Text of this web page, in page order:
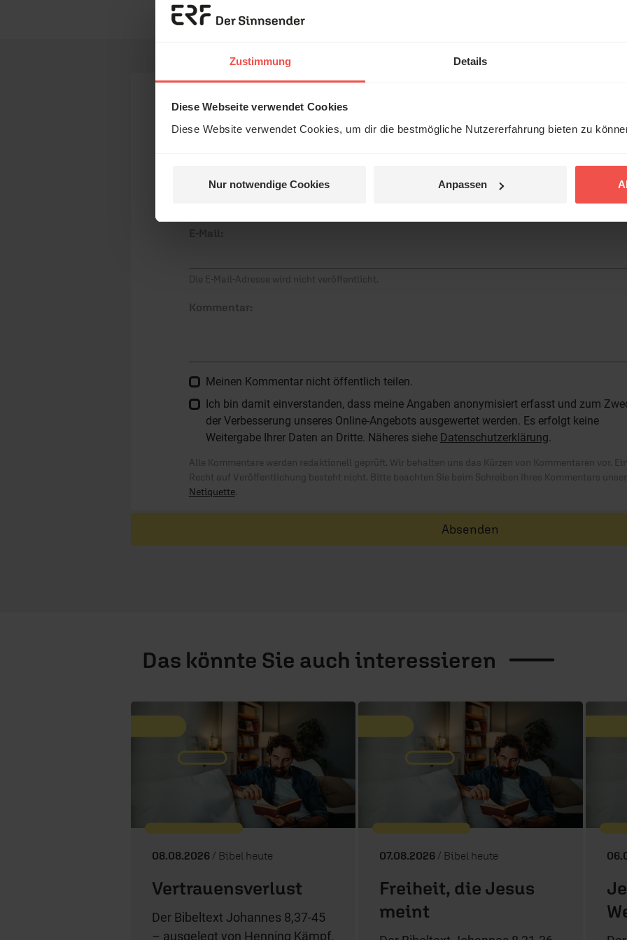
Zustimmung Details
Diese Webseite verwendet Cookies
Diese Website verwendet Cookies, um dir die bestmögliche Nutzererfahrung bieten zu
Nur notwendige Cookies Anpassen
Ihr Kommentar
Die E-Mail-Adresse wird nicht veröffentlicht.
Kommentar:
Meinen Kommentar nicht öffentlich teilen.
Ich bin damit einverstanden, dass meine Angaben anonymisiert erfasst und zum
der Verbesserung unseres Online-Angebots ausgewertet werden. Es erfolgt keine
Weitergabe Ihrer Daten an Dritte. Näheres siehe Datenschutzerklärung.
Alle Kommentare werden redaktionell geprüft. Wir behalten uns das Kürzen von Kommentaren vor. Ein
Recht auf Veröffentlichung besteht nicht. Bitte beachten Sie beim Schreiben Ihres Kommentars
Netiquette.
Absenden
Das könnte Sie auch interessieren
08.08.2026 / Bibel heute
Vertrauensverlust
Der Bibeltext Johannes 8,37-45
– ausgelegt von Henning Kämpf.
07.08.2026 / Bibel heute
Freiheit, die Jesus
meint
Erzähl mal!
Das erleben unsere Hörerinnen
und Hörer mit Gott ...
Jetzt Geschichten